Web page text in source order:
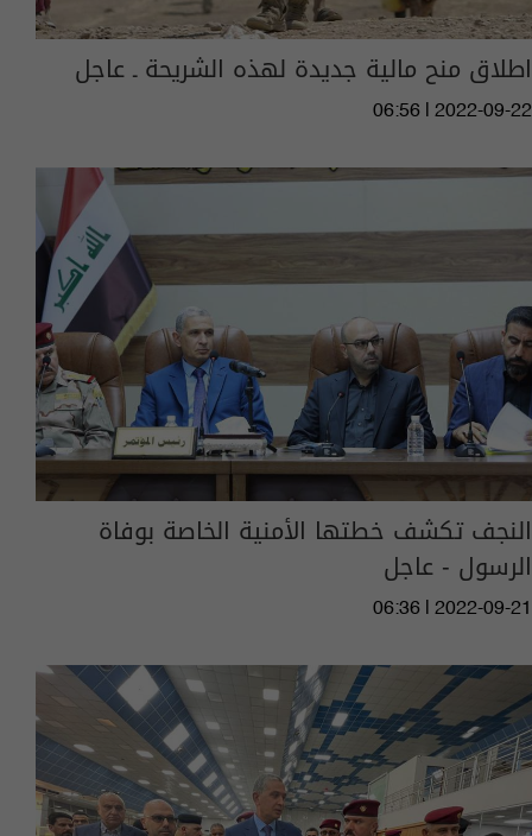
اطلاق منح مالية جديدة لهذه الشريحة ـ عاجل
06:56 | 2022-09-22
النجف تكشف خطتها الأمنية الخاصة بوفاة
الرسول - عاجل
06:36 | 2022-09-21